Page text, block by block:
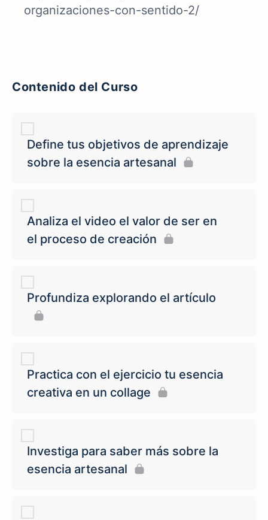
organizaciones-con-sentido-2/
Contenido del Curso
Define tus objetivos de aprendizaje
sobre la esencia artesanal
Analiza el video el valor de ser en
el proceso de creación
Profundiza explorando el artículo
Practica con el ejercicio tu esencia
creativa en un collage
Investiga para saber más sobre la
esencia artesanal